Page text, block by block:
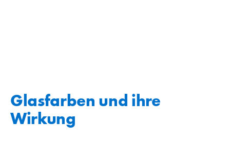
Glasfarben und ihre
Wirkung